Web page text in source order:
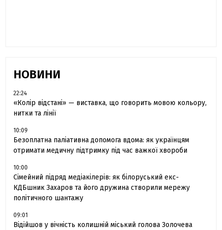
НОВИНИ
22:24
«Колір відстані» — виставка, що говорить мовою кольору,
нитки та лінії
10:09
Безоплатна паліативна допомога вдома: як українцям
отримати медичну підтримку під час важкої хвороби
10:00
Сімейний підряд медіакілерів: як білоруський екс-
КДБшник Захаров та його дружина створили мережу
політичного шантажу
09:01
Відійшов у вічність колишній міський голова Золочева